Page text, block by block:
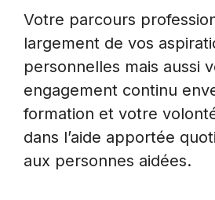
Votre parcours
largement de vos
personnelles mais aussi
engagement continu
formation et votre
dans l’aide apportée
aux personnes aidées.